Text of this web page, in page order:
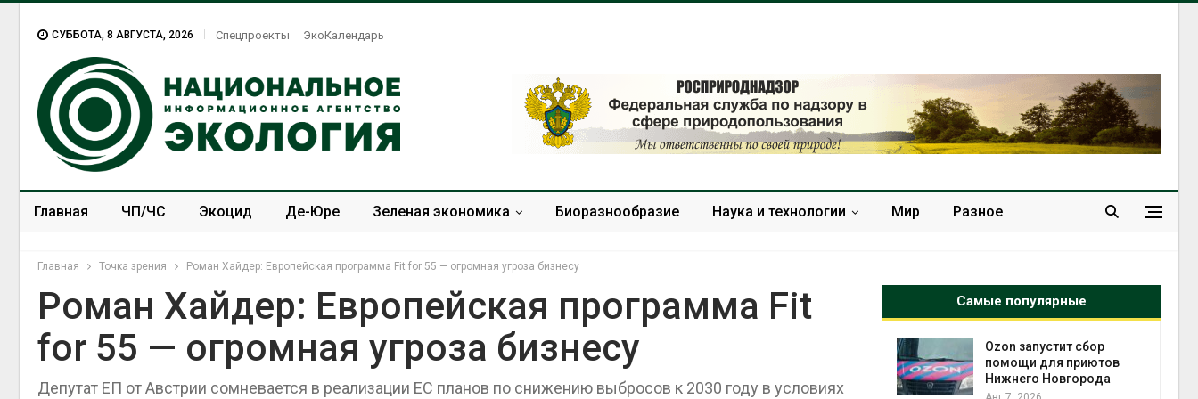
СУББОТА, 8 АВГУСТА, 2026 Спецпроекты ЭкоКалендарь
Главная ЧП/ЧС Экоцид Де-Юре Зеленая экономика Биоразнообразие Наука и технологии Мир Разное
Главная Точка зрения Роман Хайдер: Европейская программа Fit for 55 — огромная угроза бизнесу
Роман Хайдер: Европейская программа Fit
for 55 — огромная угроза бизнесу
Депутат ЕП от Австрии сомневается в реализации ЕС планов по снижению выбросов к 2030 году в условиях
Самые популярные
Солнечные панели над
каналами позволяют
вырабатывать энергию и
ушёл от проверок к
Ozon запустит сбор
помощи для приютов
Нижнего Новгорода